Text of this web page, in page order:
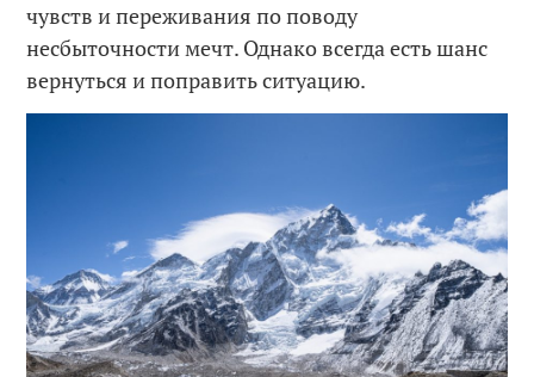
чувств и переживания по поводу
несбыточности мечт. Однако всегда есть шанс
вернуться и поправить ситуацию.